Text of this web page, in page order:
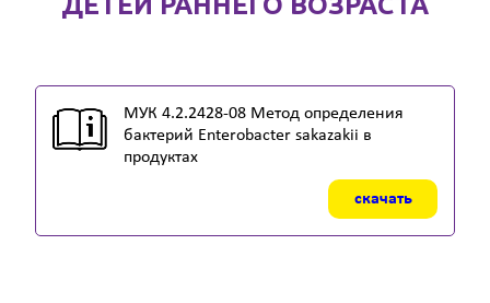
МУК 4.2.2428-08 Метод определения
бактерий Enterobacter sakazakii в
продуктах
скачать